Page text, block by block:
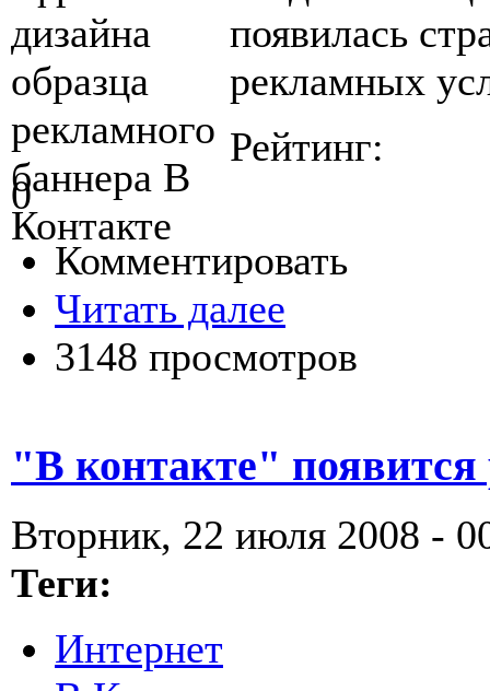
появилась
рекламных
Рейтинг:
0
Комментировать
Читать далее
3148 просмотров
"В контакте" появится
Вторник, 22 июля 2008 -
Теги:
Интернет